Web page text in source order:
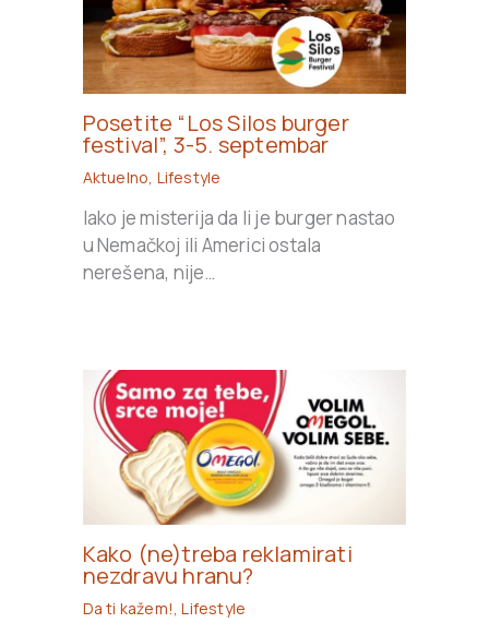
Posetite “Los Silos burger
festival”, 3-5. septembar
Aktuelno, Lifestyle
Iako je misterija da li je burger nastao
u Nemačkoj ili Americi ostala
nerešena, nije…
Kako (ne)treba reklamirati
nezdravu hranu?
Da ti kažem!,Lifestyle